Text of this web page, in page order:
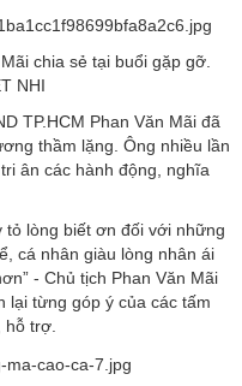
chia sẻ tại buổi gặp gỡ.
NHI
TP.HCM Phan Văn Mãi đã
thầm lặng. Ông nhiều lần
ân các hành động, nghĩa
tỏ lòng biết ơn đối với những
cá nhân giàu lòng nhân ái
- Chủ tịch Phan Văn Mãi
lại từng góp ý của các tấm
hỗ trợ.